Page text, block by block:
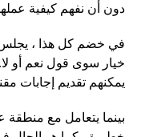
دون أن نفهم كيفية
في خضم كل هذا ، يجلس
خيار سوى قول نعم أو لا.
يمكنهم تقديم إجابات
بينما يتعامل مع منطقة